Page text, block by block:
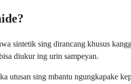
sintetik sing dirancang khusus
diukur ing urin sampeyan.
utusan sing mbantu ngungkapake